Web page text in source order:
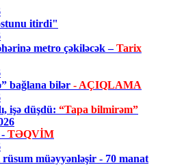
itirdi"
metro çəkiləcək –Tarix
bağlana bilər - AÇIQLAMA
işə düşdü: “Tapa bilmirəm”
TƏQVİM
müəyyənləşir - 70 manat